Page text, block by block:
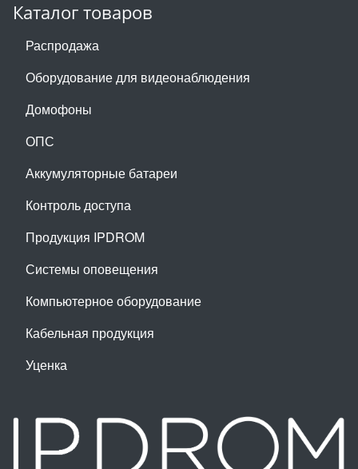
Каталог товаров
Распродажа
Оборудование для видеонаблюдения
Домофоны
ОПС
Аккумуляторные батареи
Контроль доступа
Продукция IPDROM
Системы оповещения
Компьютерное оборудование
Кабельная продукция
Уценка